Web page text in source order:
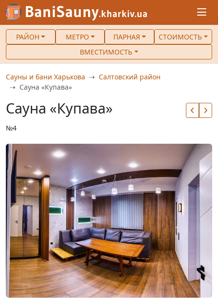
РАЙОН МЕТРО ПАРНАЯ
СТОИМОСТЬ
ВМЕСТИМОСТЬ
Сауны и бани Харькова
Салтовский район
Сауна «Купава»
Сауна «Купава»
№4